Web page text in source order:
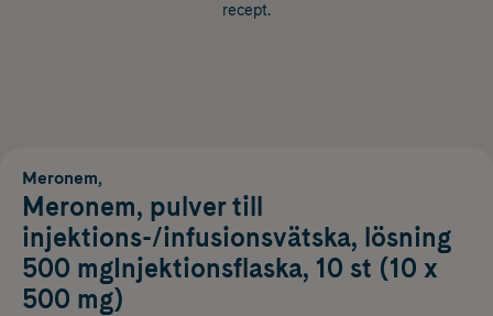
recept.
Meronem,
Meronem, pulver till
injektions-/infusionsvätska, lösning
500 mgInjektionsflaska, 10 st (10 x
500 mg)